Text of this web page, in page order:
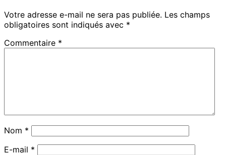
Votre adresse e-mail ne sera pas publiée. Les champs
obligatoires sont indiqués avec *
Commentaire *
Nom *
E-mail *